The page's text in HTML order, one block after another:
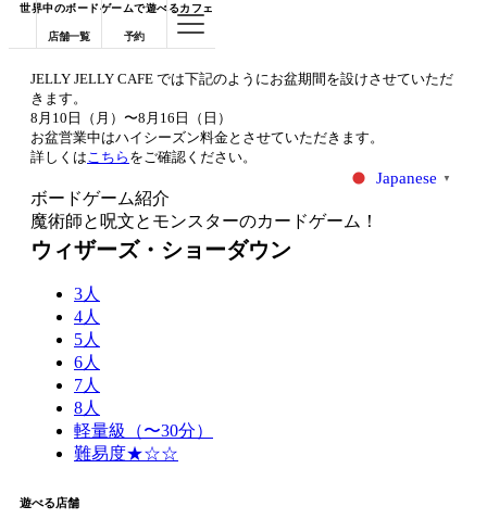
世界中のボードゲームで遊べるカフェ
店舗一覧 予約
JELLY JELLY CAFE では下記のようにお盆期間を設けさせていただ
きます。
8月10日（月）〜8月16日（日）
お盆営業中はハイシーズン料金とさせていただきます。
詳しくはこちら をご確認ください。
Japanese ▼
ボードゲーム紹介
魔術師と呪文とモンスターのカードゲーム！
ウィザーズ・ショーダウン
3人
4人
5人
6人
7人
8人
軽量級（〜30分）
難易度★☆☆
遊べる店舗